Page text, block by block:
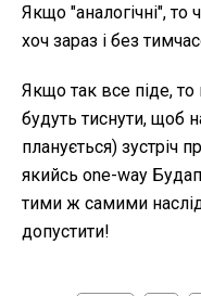
Якщо "аналогічні",
хоч зараз і без
Якщо так все піде,
будуть тиснути, щоб
планується) зустріч
якийсь one-way
тими ж самими
допустити!